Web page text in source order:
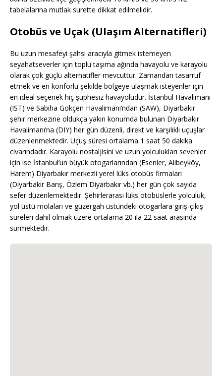
tabelalarına mutlak surette dikkat edilmelidir.
Otobüs ve Uçak (Ulaşım Alternatifleri)
Bu uzun mesafeyi şahsi aracıyla gitmek istemeyen
seyahatseverler için toplu taşıma ağında havayolu ve karayolu
olarak çok güçlü alternatifler mevcuttur. Zamandan tasarruf
etmek ve en konforlu şekilde bölgeye ulaşmak isteyenler için
en ideal seçenek hiç şüphesiz havayoludur. İstanbul Havalimanı
(IST) ve Sabiha Gökçen Havalimanı’ndan (SAW), Diyarbakır
şehir merkezine oldukça yakın konumda bulunan Diyarbakır
Havalimanı’na (DIY) her gün düzenli, direkt ve karşılıklı uçuşlar
düzenlenmektedir. Uçuş süresi ortalama 1 saat 50 dakika
civarındadır. Karayolu nostaljisini ve uzun yolculukları sevenler
için ise İstanbul’un büyük otogarlarından (Esenler, Alibeyköy,
Harem) Diyarbakır merkezli yerel lüks otobüs firmaları
(Diyarbakır Barış, Özlem Diyarbakır vb.) her gün çok sayıda
sefer düzenlemektedir. Şehirlerarası lüks otobüslerle yolculuk,
yol üstü molaları ve güzergah üstündeki otogarlara giriş-çıkış
süreleri dahil olmak üzere ortalama 20 ila 22 saat arasında
sürmektedir.